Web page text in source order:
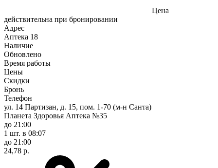
Цена
действительна при бронировании
Адрес
Аптека 18
Наличие
Обновлено
Время работы
Цены
Скидки
Бронь
Телефон
ул. 14 Партизан, д. 15, пом. 1-70 (м-н Санта)
Планета Здоровья Аптека №35
до 21:00
1 шт. в 08:07
до 21:00
24,78 р.